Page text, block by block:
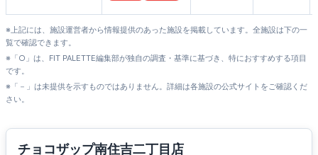
※上記には、施設運営者から情報提供のあった施設を掲載しています。全施設は下の一
覧で確認できます。
※「○」は、FIT PALETTE編集部が独自の調査・基準に基づき、特におすすめする項目
です。
※「－」は未提供を示すものではありません。詳細は各施設の公式サイトをご確認くだ
さい。
チョコザップ南住吉二丁目店